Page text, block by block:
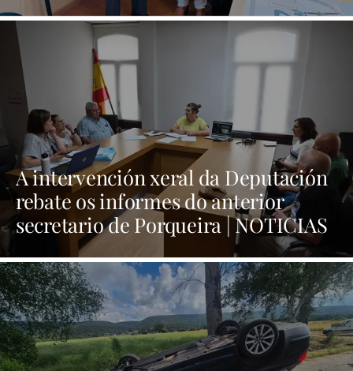
A intervención xeral da Deputación
rebate os informes do anterior
secretario de Porqueira | NOTICIAS